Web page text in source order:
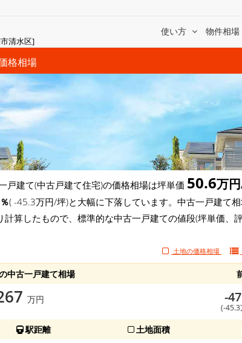
清水区]
使い方 物件相場
格相場
戸建て(中古戸建て住宅)の価格相場は坪単価 50.6万
( -45.3万円/坪)と大幅に下落しています。中古一戸建て
計算したもので、標準的な中古一戸建ての値段(坪単価、
土地の価格相場
中古一戸建て相場
万円 -
(-45.3
駅距離 土地面積